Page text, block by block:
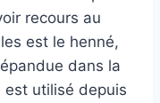
recours au
est le henné,
dans la
est utilisé depuis